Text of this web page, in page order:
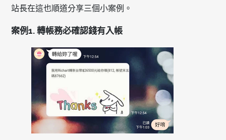
站長在這也順道分享三個小案例。
案例1. 轉帳務必確認錢有入帳